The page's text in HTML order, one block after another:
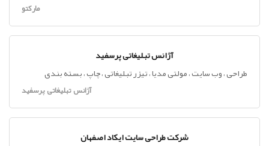
مارکتو
آژانس تبلیغاتی پرسفید
طراحی ، وب سایت ، مولتی مدیا ، تیزر تبلیغاتی ، چاپ ، بسته بندی
آژانس تبلیغاتی پرسفید
شرکت طراحی سایت ایکاد اصفهان